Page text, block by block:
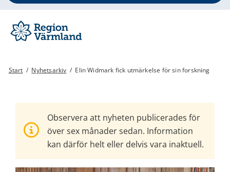
Start / Nyhetsarkiv / Elin Widmark fick utmärkelse för sin forskning
Observera att nyheten publicerades för
över sex månader sedan. Information
kan därför helt eller delvis vara inaktuell.